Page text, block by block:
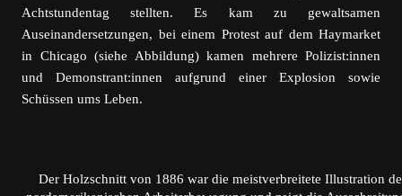
Achtstundentag stellten. Es kam zu gewaltsamen
Auseinandersetzungen, bei einem Protest auf dem Haymarket
in Chicago (siehe Abbildung) kamen mehrere Polizist:innen
und Demonstrant:innen aufgrund einer Explosion sowie
Schüssen ums Leben.
Der Holzschnitt von 1886 war die meistverbreitete Illustration